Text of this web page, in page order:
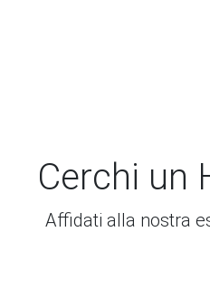
Cerchi un
Affidati alla nostra